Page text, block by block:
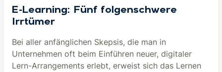
E-Learning: Fünf folgenschwere
Irrtümer
Bei aller anfänglichen Skepsis, die man in
Unternehmen oft beim Einführen neuer, digitaler
Lern-Arrangements erlebt, erweist sich das Lernen